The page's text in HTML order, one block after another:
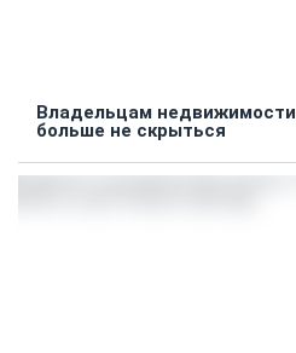
Владельцам недвижимости
больше не скрыться